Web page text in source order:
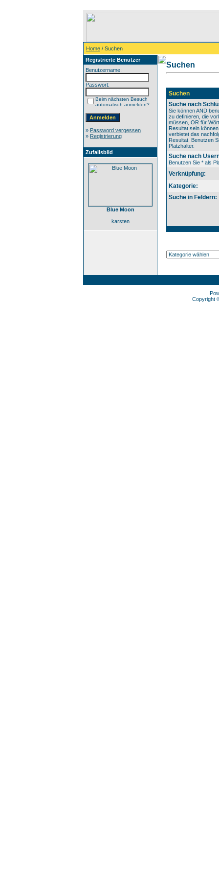
Home / Suchen
Registrierte Benutzer
Benutzername:
Passwort:
Beim nächsten Besuch
automatisch anmelden?
» Password vergessen
» Registrierung
Zufallsbild
Blue Moon
karsten
Suchen
Suchen
Suche nach
Sie können AND
zu definieren, die
müssen, OR für
Resultat sein
verbietet das
Resultat. Benutzen
Platzhalter.
Suche nach
Benutzen Sie * als
Verknüpfung:
Kategorie:
Suche in Feldern:
Copyright